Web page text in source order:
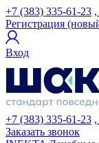
+7 (383) 335-61-23
Регистрация
Вход
+7 (383) 335-61-23
Заказать звонок